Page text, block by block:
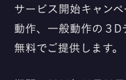
サービス開始キャン
動作、一般動作の３
無料でご提供します。